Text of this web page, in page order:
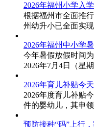
2026年福州小学入
根据福州市全面推
州幼升小已全面实
2026年福州中小学
今年暑假放假时间
2026年7月4日（星
2026年育儿补贴今
2026年度育儿补贴
件的婴幼儿，其申
预防接种“码”上行